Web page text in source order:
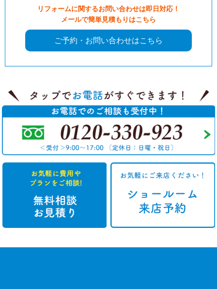
リフォームに関するお問い合わせは即日対応！
メールで簡単見積もりはこちら
ご予約・お問い合わせはこちら